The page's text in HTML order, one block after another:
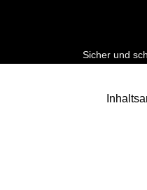
Sicher und